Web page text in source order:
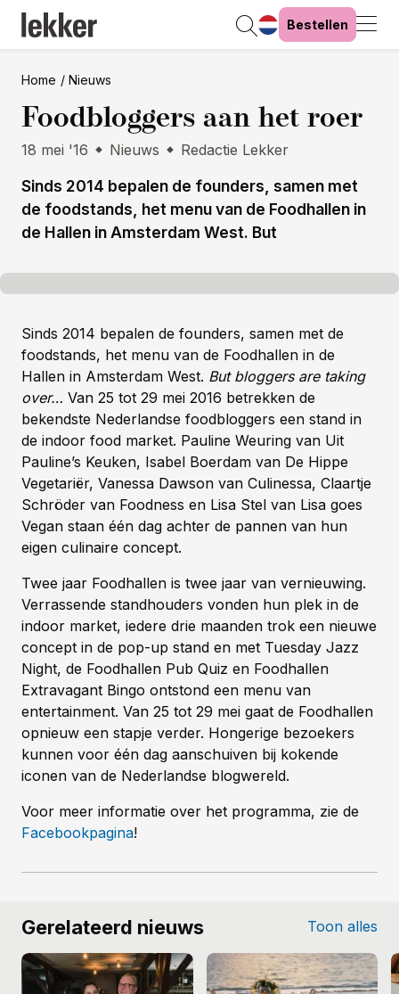
Bestellen
Home Nieuws
Foodbloggers aan het roer
18 mei '16 Nieuws Redactie Lekker
Sinds 2014 bepalen de founders, samen met
de foodstands, het menu van de Foodhallen in
de Hallen in Amsterdam West. But
Sinds 2014 bepalen de founders, samen met de
foodstands, het menu van de Foodhallen in de
Hallen in Amsterdam West. But bloggers are taking
over… Van 25 tot 29 mei 2016 betrekken de
bekendste Nederlandse foodbloggers een stand in
de indoor food market. Pauline Weuring van Uit
Pauline’s Keuken, Isabel Boerdam van De Hippe
Vegetariër, Vanessa Dawson van Culinessa, Claartje
Schröder van Foodness en Lisa Stel van Lisa goes
Vegan staan één dag achter de pannen van hun
eigen culinaire concept.
Twee jaar Foodhallen is twee jaar van vernieuwing.
Verrassende standhouders vonden hun plek in de
indoor market, iedere drie maanden trok een nieuwe
concept in de pop-up stand en met Tuesday Jazz
Night, de Foodhallen Pub Quiz en Foodhallen
Extravagant Bingo ontstond een menu van
entertainment. Van 25 tot 29 mei gaat de Foodhallen
opnieuw een stapje verder. Hongerige bezoekers
kunnen voor één dag aanschuiven bij kokende
iconen van de Nederlandse blogwereld.
Voor meer informatie over het programma, zie de
Facebookpagina!
Gerelateerd nieuws Toon alles